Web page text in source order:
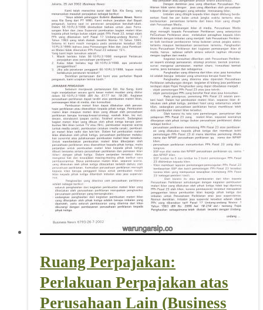
Ruang Perpajakan:
Perlakuan Perpajakan atas
Perusahaan Lain (Business